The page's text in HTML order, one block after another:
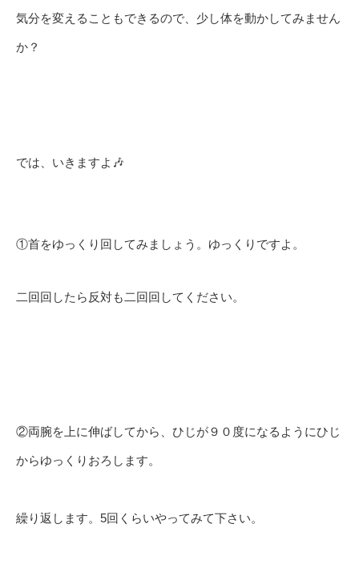
気分を変えることもできるので、少し体を動かしてみません
か？
では、いきますよ🎶
①首をゆっくり回してみましょう。ゆっくりですよ。
二回回したら反対も二回回してください。
②両腕を上に伸ばしてから、ひじが９０度になるようにひじ
からゆっくりおろします。
繰り返します。5回くらいやってみて下さい。